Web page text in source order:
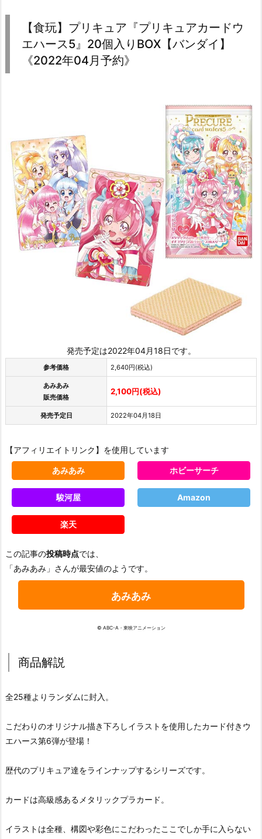
【食玩】プリキュア『プリキュアカードウ
エハース5』20個入りBOX【バンダイ】
《2022年04月予約》
発売予定は2022年04月18日です。
参考価格 2,640円(税込)
あみあみ
販売価格
2,100円(税込)
発売予定日 2022年04月18日
【アフィリエイトリンク】を使用しています
あみあみ ホビーサーチ
駿河屋 Amazon
楽天
この記事の投稿時点では、
「あみあみ」さんが最安値のようです。
あみあみ
© ABC-A・東映アニメーション
商品解説
全25種よりランダムに封入。
こだわりのオリジナル描き下ろしイラストを使用したカード付きウ
エハース第6弾が登場！
歴代のプリキュア達をラインナップするシリーズです。
カードは高級感あるメタリックプラカード。
イラストは全種、構図や彩色にこだわったここでしか手に入らない